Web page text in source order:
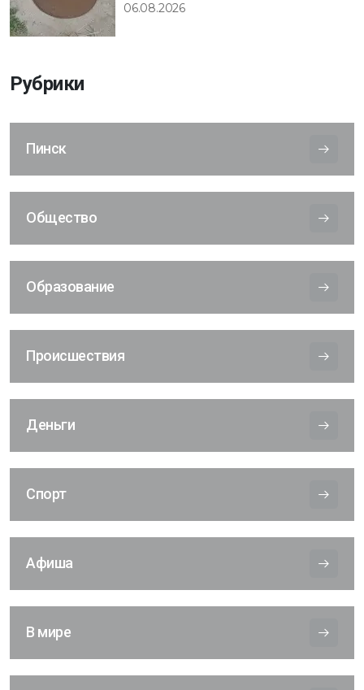
06.08.2026
Рубрики
Пинск
Общество
Образование
Происшествия
Деньги
Спорт
Афиша
В мире